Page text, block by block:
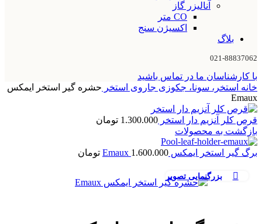
آنالیزر گاز
CO متر
اکسیژن سنج
بلاگ
021-88837062
با کارشناسان ما در تماس باشید
خانه استخر، سونا، جکوزی جاروی استخر حشره گیر استخر ایمکس
Emaux
قرص کلر آنزیم دار استخر 1.300.000 تومان
بازگشت به محصولات
برگ گیر استخر ایمکس Emaux 1.600.000 تومان
بزرگنمایی تصویر